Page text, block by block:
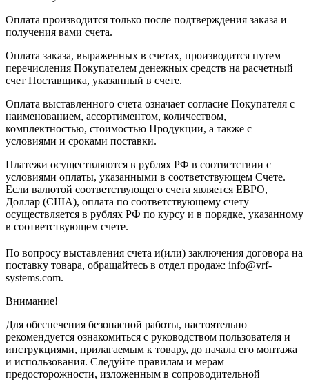
Оплата производится только после подтверждения заказа и
получения вами счета.
Оплата заказа, выраженных в счетах, производится путем
перечисления Покупателем денежных средств на расчетный
счет Поставщика, указанный в счете.
Оплата выставленного счета означает согласие Покупателя с
наименованием, ассортиментом, количеством,
комплектностью, стоимостью Продукции, а также с
условиями и сроками поставки.
Платежи осуществляются в рублях РФ в соответствии с
условиями оплаты, указанными в соответствующем Счете.
Если валютой соответствующего счета является ЕВРО,
Доллар (США), оплата по соответствующему cчету
осуществляется в рублях РФ по курсу и в порядке, указанному
в соответствующем cчете.
По вопросу выставления счета и(или) заключения договора на
поставку товара, обращайтесь в отдел продаж: info@vrf-
systems.com.
Внимание!
Для обеспечения безопасной работы, настоятельно
рекомендуется ознакомиться с руководством пользователя и
инструкциями, прилагаемым к товару, до начала его монтажа
и использования. Следуйте правилам и мерам
предосторожности, изложенным в сопроводительной